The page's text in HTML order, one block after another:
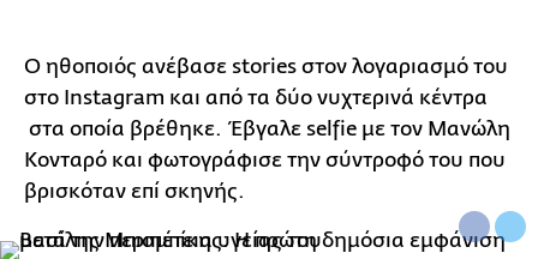
Ο ηθοποιός ανέβασε stories στον λογαριασμό του
στο Instagram και από τα δύο νυχτερινά κέντρα
στα οποία βρέθηκε. Έβγαλε selfie με τον Μανώλη
Κονταρό και φωτογράφισε την σύντροφό του που
βρισκόταν επί σκηνής.